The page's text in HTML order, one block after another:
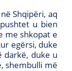
Shqipëri, aq
u bien
me shkopat e
egërsi, duke
darkë, duke u
shembulli më